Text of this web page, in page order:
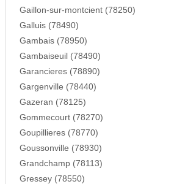
Gaillon-sur-montcient (78250)
Galluis (78490)
Gambais (78950)
Gambaiseuil (78490)
Garancieres (78890)
Gargenville (78440)
Gazeran (78125)
Gommecourt (78270)
Goupillieres (78770)
Goussonville (78930)
Grandchamp (78113)
Gressey (78550)